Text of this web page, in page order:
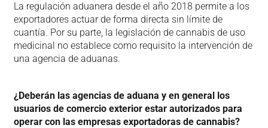
La regulación aduanera desde el año 2018 permite a los
exportadores actuar de forma directa sin límite de
cuantía. Por su parte, la legislación de cannabis de uso
medicinal no establece como requisito la intervención de
una agencia de aduanas.
¿Deberán las agencias de aduana y en general los
usuarios de comercio exterior estar autorizados para
operar con las empresas exportadoras de cannabis?